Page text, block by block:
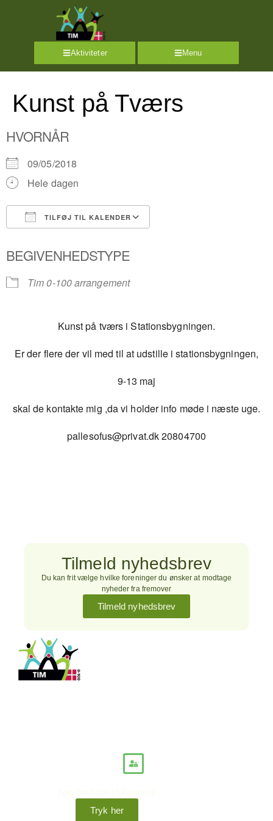
Aktiviteter Menu
Kunst på Tværs
HVORNÅR
09/05/2018
Hele dagen
TILFØJ TIL KALENDER
BEGIVENHEDSTYPE
Tim 0-100 arrangement
Kunst på tværs i Stationsbygningen.
Er der flere der vil med til at udstille i stationsbygningen,
9-13 maj
skal de kontakte mig ,da vi holder info møde i næste uge.
pallesofus@privat.dk 20804700
Tryk her
Tilmeld nyhedsbrev
Du kan frit vælge hvilke foreninger du ønsker at modtage
nyheder fra fremover
Tilmeld nyhedsbrev